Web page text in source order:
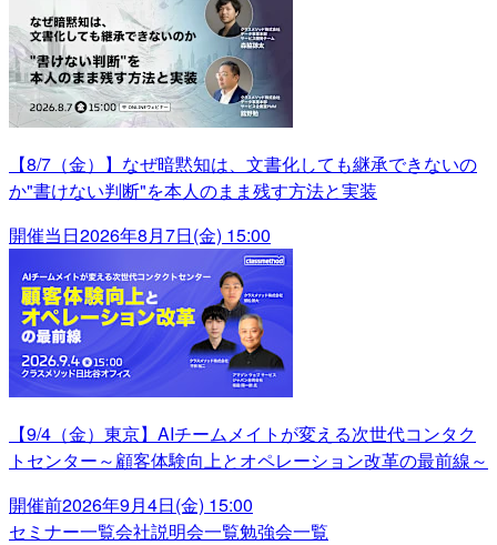
【8/7（金）】なぜ暗黙知は、文書化しても継承できないの
か"書けない判断"を本人のまま残す方法と実装
開催当日2026年8月7日(金) 15:00
【9/4（金）東京】AIチームメイトが変える次世代コンタク
トセンター～顧客体験向上とオペレーション改革の最前線～
開催前2026年9月4日(金) 15:00
セミナー一覧会社説明会一覧勉強会一覧